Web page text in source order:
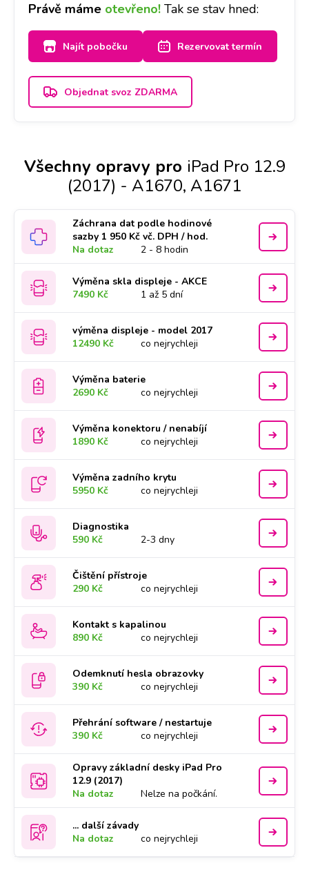
Právě máme otevřeno! Tak se stav hned:
Najít pobočku Rezervovat termín
Objednat svoz ZDARMA
Všechny opravy pro iPad Pro 12.9
(2017) - A1670, A1671
Záchrana dat podle hodinové
sazby 1 950 Kč vč. DPH / hod.
Na dotaz
2 - 8 hodin
Výměna skla displeje - AKCE
7490 Kč
1 až 5 dní
výměna displeje - model 2017
12490 Kč
co nejrychleji
Výměna baterie
2690 Kč
co nejrychleji
Výměna konektoru / nenabíjí
1890 Kč
co nejrychleji
Výměna zadního krytu
5950 Kč
co nejrychleji
Diagnostika
590 Kč
2-3 dny
Čištění přístroje
290 Kč
co nejrychleji
Kontakt s kapalinou
890 Kč
co nejrychleji
Odemknutí hesla obrazovky
390 Kč
co nejrychleji
Přehrání software / nestartuje
390 Kč
co nejrychleji
Opravy základní desky iPad Pro
12.9 (2017)
Na dotaz
Nelze na počkání.
... další závady
Na dotaz
co nejrychleji